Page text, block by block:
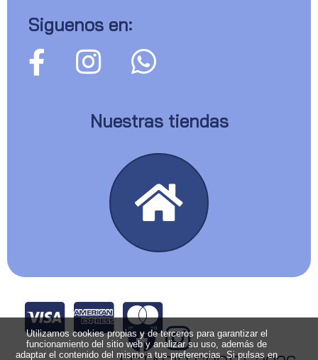
Siguenos en:
Nuestras tiendas
Utilizamos cookies propias y de terceros para garantizar el
funcionamiento del sitio web y analizar su uso, además de
adaptar el contenido del mismo a tus preferencias. Si pulsas en